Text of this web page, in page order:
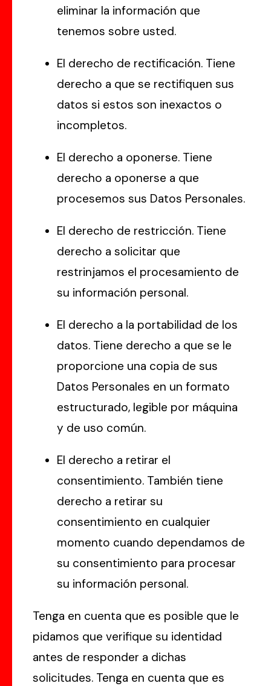
eliminar la información que
tenemos sobre usted.
El derecho de rectificación. Tiene
derecho a que se rectifiquen sus
datos si estos son inexactos o
incompletos.
El derecho a oponerse. Tiene
derecho a oponerse a que
procesemos sus Datos Personales.
El derecho de restricción. Tiene
derecho a solicitar que
restrinjamos el procesamiento de
su información personal.
El derecho a la portabilidad de los
datos. Tiene derecho a que se le
proporcione una copia de sus
Datos Personales en un formato
estructurado, legible por máquina
y de uso común.
El derecho a retirar el
consentimiento. También tiene
derecho a retirar su
consentimiento en cualquier
momento cuando dependamos de
su consentimiento para procesar
su información personal.
Tenga en cuenta que es posible que le
pidamos que verifique su identidad
antes de responder a dichas
solicitudes. Tenga en cuenta que es